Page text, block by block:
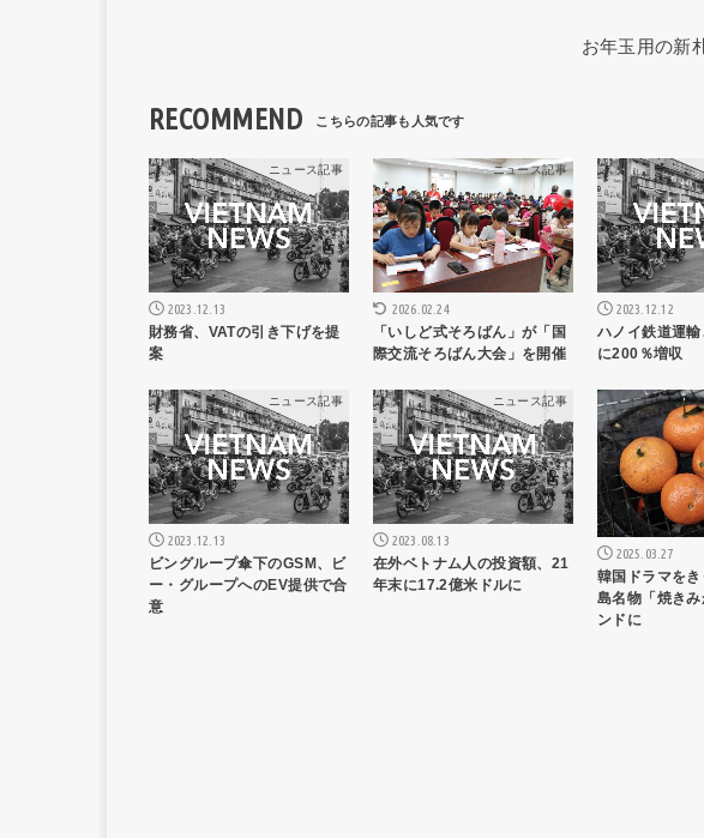
お年玉用の新
RECOMMEND
ニュース記事
2023.12.13
財務省、VATの引き下げを提
案
ニュース記事
2026.02.24
「いしど式そろばん」が「国
際交流そろばん大会」を開催
2023.12.12
ハノイ鉄道運
に200％増収
ニュース記事
2023.12.13
ビングループ傘下のGSM、ビ
ー・グループへのEV提供で合
意
ニュース記事
2023.08.13
在外ベトナム人の投資額、21
年末に17.2億米ドルに
2025.03.27
韓国ドラマを
島名物「焼き
ンドに